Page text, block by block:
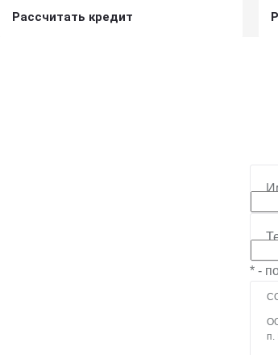
Рассчитать кредит
* -
п.